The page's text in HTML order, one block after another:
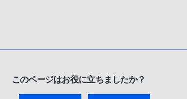
このページはお役に立ちましたか？